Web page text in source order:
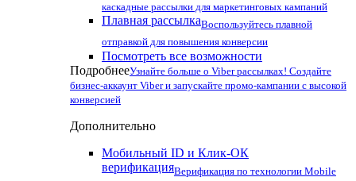
каскадные рассылки для маркетинговых кампаний
Плавная рассылкаВоспользуйтесь плавной
отправкой для повышения конверсии
Посмотреть все возможности
ПодробнееУзнайте больше о Viber рассылках! Создайте
бизнес-аккаунт Viber и запускайте промо-кампании с высокой
конверсией
Дополнительно
Мобильный ID и Клик-ОК
верификацияВерификация по технологии Mobile